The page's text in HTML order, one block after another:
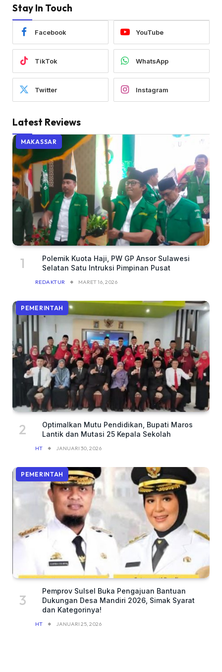
Stay In Touch
Facebook YouTube
TikTok WhatsApp
Twitter Instagram
Latest Reviews
MAKASSAR
Polemik Kuota Haji, PW GP Ansor Sulawesi
Selatan Satu Intruksi Pimpinan Pusat
REDAKTUR MARET 16, 2026
PEMERINTAH
Optimalkan Mutu Pendidikan, Bupati Maros
Lantik dan Mutasi 25 Kepala Sekolah
HT JANUARI 30, 2026
PEMERINTAH
Pemprov Sulsel Buka Pengajuan Bantuan
Dukungan Desa Mandiri 2026, Simak Syarat
dan Kategorinya!
HT JANUARI 25, 2026